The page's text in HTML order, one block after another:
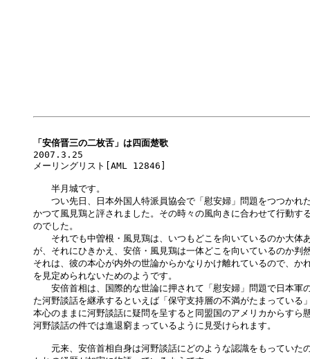
「安倍晋三の二枚舌」は四面楚歌
2007.3.25
メーリングリスト[AML 12846]
半月城です。
つい先日、日本外国人特派員協会で「慰安婦」問題をつつかれ
かつて風見鶏と評されました。その時々の風向きに合わせて行動す
のでした。
それでも中曽根・風見鶏は、いつもどこを向いているのか大体
が、それにひきかえ、安倍・風見鶏は一体どこを向いているのか判
それは、彼の本心が内外の世論からかなりかけ離れているので、か
を見定められないためのようです。
安倍首相は、国際的な世論に押されて「慰安婦」問題で日本軍
た河野談話を継承するといえば「保守支持層の不満がたまっている
本心のままに河野談話に疑問を呈すると同盟国のアメリカからすら
河野談話の件では進退窮まっているように見受けられます。
元来、安倍首相自身は河野談話にどのような認識をもっていた